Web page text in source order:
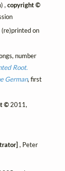
,copyright ©
on
number
Root.
German, first
© 2011,
, Peter